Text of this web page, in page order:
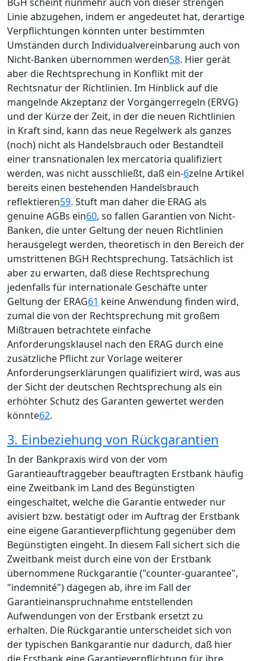
Linie abzugehen, indem er angedeutet hat, derartige
Verpflichtungen könnten unter bestimmten
Umständen durch Individualvereinbarung auch von
Nicht-Banken übernommen werden58. Hier gerät
aber die Rechtsprechung in Konflikt mit der
Rechtsnatur der Richtlinien. Im Hinblick auf die
mangelnde Akzeptanz der Vorgängerregeln (ERVG)
und der Kürze der Zeit, in der die neuen Richtlinien
in Kraft sind, kann das neue Regelwerk als ganzes
(noch) nicht als Handelsbrauch oder Bestandteil
einer transnationalen lex mercatoria qualifiziert
werden, was nicht ausschließt, daß ein-6zelne Artikel
bereits einen bestehenden Handelsbrauch
reflektieren59. Stuft man daher die ERAG als
genuine AGBs ein60, so fallen Garantien von Nicht-
Banken, die unter Geltung der neuen Richtlinien
herausgelegt werden, theoretisch in den Bereich der
umstrittenen BGH Rechtsprechung. Tatsächlich ist
aber zu erwarten, daß diese Rechtsprechung
jedenfalls für internationale Geschäfte unter
Geltung der ERAG61 keine Anwendung finden wird,
zumal die von der Rechtsprechung mit großem
Mißtrauen betrachtete einfache
Anforderungsklausel nach den ERAG durch eine
zusätzliche Pflicht zur Vorlage weiterer
Anforderungserklärungen qualifiziert wird, was aus
der Sicht der deutschen Rechtsprechung als ein
erhöhter Schutz des Garanten gewertet werden
könnte62.
3. Einbeziehung von Rückgarantien
In der Bankpraxis wird von der vom
Garantieauftraggeber beauftragten Erstbank häufig
eine Zweitbank im Land des Begünstigten
eingeschaltet, welche die Garantie entweder nur
avisiert bzw. bestätigt oder im Auftrag der Erstbank
eine eigene Garantieverpflichtung gegenüber dem
Begünstigten eingeht. In diesem Fall sichert sich die
Zweitbank meist durch eine von der Erstbank
übernommene Rückgarantie ("counter-guarantee",
"indemnité") dagegen ab, ihre im Fall der
Garantieinanspruchnahme entstellenden
Aufwendungen von der Erstbank ersetzt zu
erhalten. Die Rückgarantie unterscheidet sich von
der typischen Bankgarantie nur dadurch, daß hier